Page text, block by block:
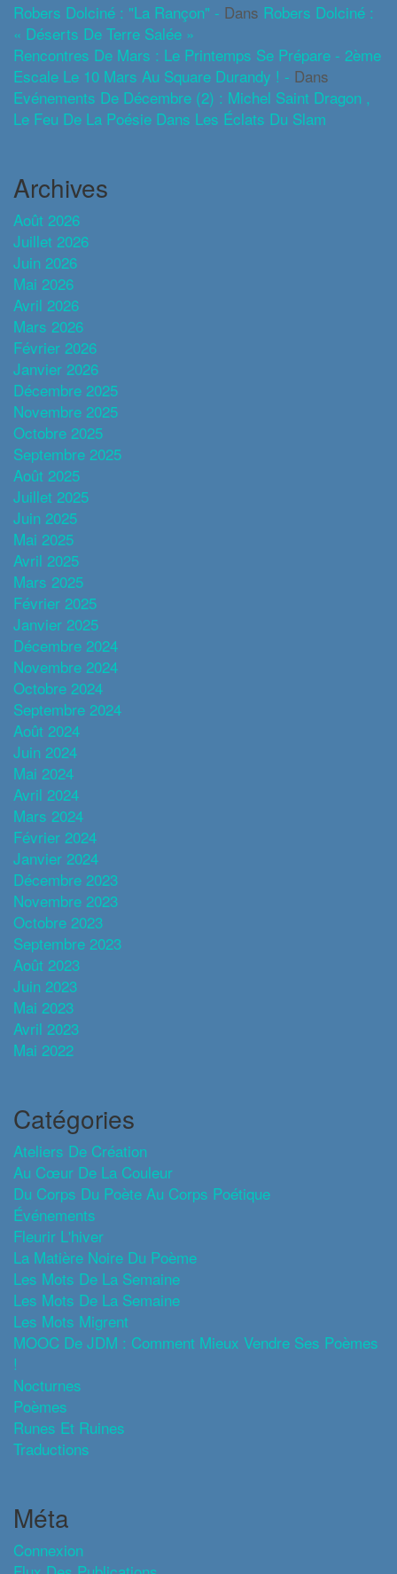
Robers Dolciné : "La Rançon" - Dans Robers Dolciné :
« Déserts De Terre Salée »
Rencontres De Mars : Le Printemps Se Prépare - 2ème
Escale Le 10 Mars Au Square Durandy ! - Dans
Evénements De Décembre (2) : Michel Saint Dragon ,
Le Feu De La Poésie Dans Les Éclats Du Slam
Archives
Août 2026
Juillet 2026
Juin 2026
Mai 2026
Avril 2026
Mars 2026
Février 2026
Janvier 2026
Décembre 2025
Novembre 2025
Octobre 2025
Septembre 2025
Août 2025
Juillet 2025
Juin 2025
Mai 2025
Avril 2025
Mars 2025
Février 2025
Janvier 2025
Décembre 2024
Novembre 2024
Octobre 2024
Septembre 2024
Août 2024
Juin 2024
Mai 2024
Avril 2024
Mars 2024
Février 2024
Janvier 2024
Décembre 2023
Novembre 2023
Octobre 2023
Septembre 2023
Août 2023
Juin 2023
Mai 2023
Avril 2023
Mai 2022
Catégories
Ateliers De Création
Au Cœur De La Couleur
Du Corps Du Poète Au Corps Poétique
Événements
Fleurir L'hiver
La Matière Noire Du Poème
Les Mots De La Semaine
Les Mots De La Semaine
Les Mots Migrent
MOOC De JDM : Comment Mieux Vendre Ses Poèmes
!
Nocturnes
Poèmes
Runes Et Ruines
Traductions
Méta
Connexion